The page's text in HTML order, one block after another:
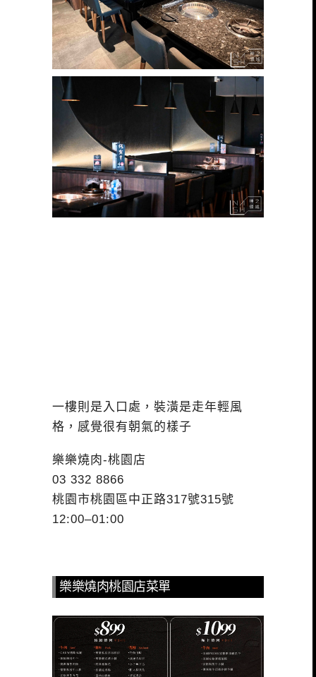
一樓則是入口處，裝潢是走年輕風
格，感覺很有朝氣的樣子
樂樂燒肉-桃園店
03 332 8866
桃園市桃園區中正路317號315號
12:00–01:00
樂樂燒肉桃園店菜單